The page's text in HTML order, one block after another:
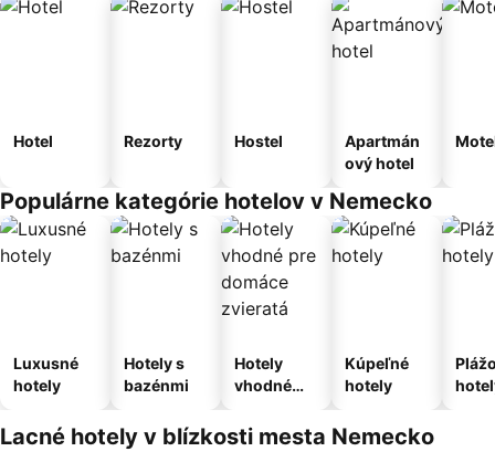
Hotel Rezorty Hostel
Apartmán
ový hotel
Populárne kategórie hotelov v Nemecko
Luxusné
hotely
Hotely s
bazénmi
Hotely
vhodné
domáce
zvieratá
Kúpeľné
hotely
Lacné hotely v blízkosti mesta Nemecko